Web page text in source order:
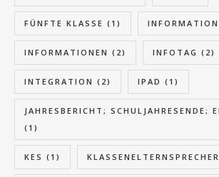
FÜNFTE KLASSE (1) INFORMATION
INFORMATIONEN (2) INFOTAG (2)
INTEGRATION (2) IPAD (1)
JAHRESBERICHT; SCHULJAHRESENDE;
(1)
KES (1) KLASSENELTERNSPRECHER